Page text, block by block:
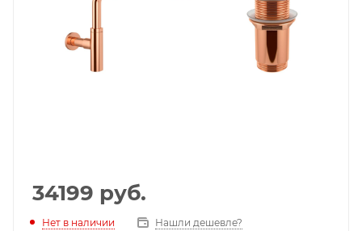
34199 руб.
Нет в наличии Нашли дешевле?